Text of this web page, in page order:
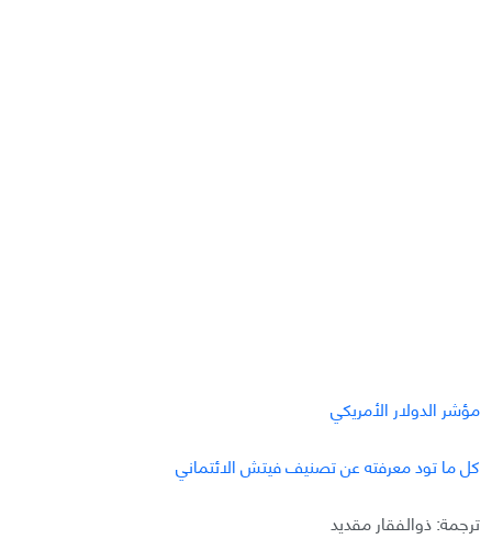
مؤشر الدولار الأمريكي
كل ما تود معرفته عن تصنيف فيتش الائتماني
ترجمة: ذوالفقار مقديد